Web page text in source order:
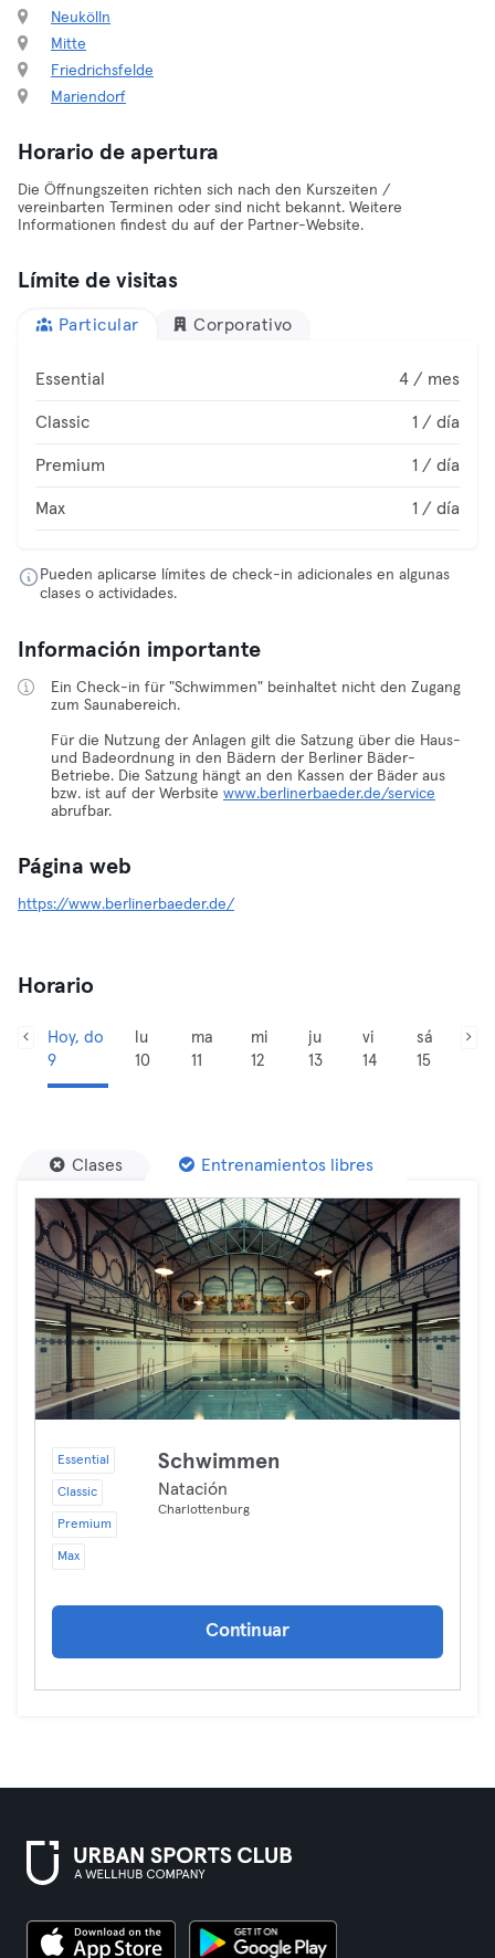
Neukölln
Mitte
Friedrichsfelde
Mariendorf
Horario de apertura
Die Öffnungszeiten richten sich nach den Kurszeiten /
vereinbarten Terminen oder sind nicht bekannt. Weitere
Informationen findest du auf der Partner-Website.
Límite de visitas
Particular Corporativo
Essential 4 / mes
Classic 1 / día
Premium 1 / día
Max 1 / día
Pueden aplicarse límites de check-in adicionales en algunas
clases o actividades.
Información importante
Ein Check-in für "Schwimmen" beinhaltet nicht den Zugang
zum Saunabereich.
Für die Nutzung der Anlagen gilt die Satzung über die Haus-
und Badeordnung in den Bädern der Berliner Bäder-
Betriebe. Die Satzung hängt an den Kassen der Bäder aus
bzw. ist auf der Werbsite www.berlinerbaeder.de/service
abrufbar.
Página web
https://www.berlinerbaeder.de/
Horario
Hoy, do
9
lu
10
ma
11
mi
12
ju
13
vi
14
sá
15
Clases Entrenamientos libres
Essential
Classic
Premium
Max
Schwimmen
Natación
Charlottenburg
Continuar